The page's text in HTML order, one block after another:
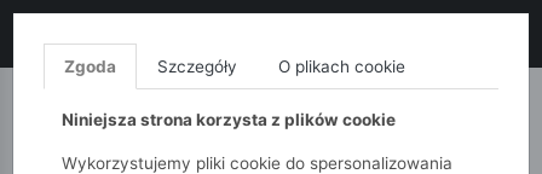
MONNARI QUIOSQUE
Zgoda Szczegóły O plikach cookie
Niniejsza strona korzysta z plików cookie
Wykorzystujemy pliki cookie do spersonalizowania